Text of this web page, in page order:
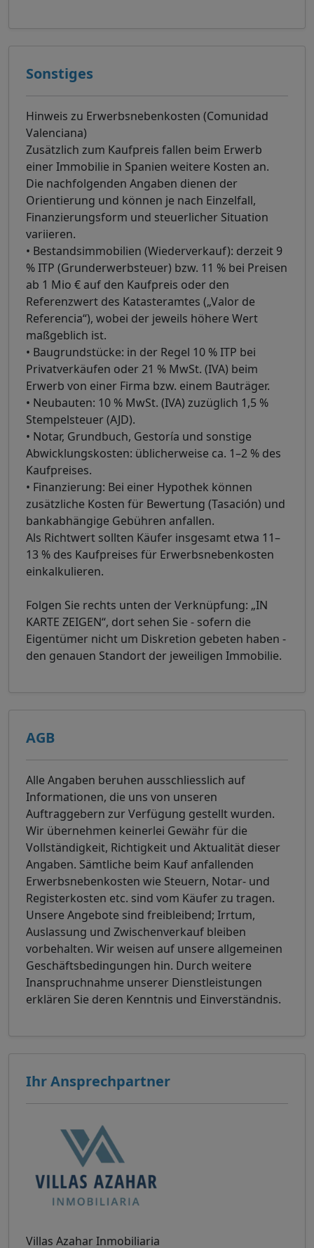
Sonstiges
Hinweis zu Erwerbsnebenkosten (Comunidad
Valenciana)
Zusätzlich zum Kaufpreis fallen beim Erwerb
einer Immobilie in Spanien weitere Kosten an.
Die nachfolgenden Angaben dienen der
Orientierung und können je nach Einzelfall,
Finanzierungsform und steuerlicher Situation
variieren.
• Bestandsimmobilien (Wiederverkauf): derzeit 9
% ITP (Grunderwerbsteuer) bzw. 11 % bei Preisen
ab 1 Mio € auf den Kaufpreis oder den
Referenzwert des Katasteramtes („Valor de
Referencia“), wobei der jeweils höhere Wert
maßgeblich ist.
• Baugrundstücke: in der Regel 10 % ITP bei
Privatverkäufen oder 21 % MwSt. (IVA) beim
Erwerb von einer Firma bzw. einem Bauträger.
• Neubauten: 10 % MwSt. (IVA) zuzüglich 1,5 %
Stempelsteuer (AJD).
• Notar, Grundbuch, Gestoría und sonstige
Abwicklungskosten: üblicherweise ca. 1–2 % des
Kaufpreises.
• Finanzierung: Bei einer Hypothek können
zusätzliche Kosten für Bewertung (Tasación) und
bankabhängige Gebühren anfallen.
Als Richtwert sollten Käufer insgesamt etwa 11–
13 % des Kaufpreises für Erwerbsnebenkosten
einkalkulieren.
Folgen Sie rechts unten der Verknüpfung: „IN
KARTE ZEIGEN“, dort sehen Sie - sofern die
Eigentümer nicht um Diskretion gebeten haben -
den genauen Standort der jeweiligen Immobilie.
AGB
Alle Angaben beruhen ausschliesslich auf
Informationen, die uns von unseren
Auftraggebern zur Verfügung gestellt wurden.
Wir übernehmen keinerlei Gewähr für die
Vollständigkeit, Richtigkeit und Aktualität dieser
Angaben. Sämtliche beim Kauf anfallenden
Erwerbsnebenkosten wie Steuern, Notar- und
Registerkosten etc. sind vom Käufer zu tragen.
Unsere Angebote sind freibleibend; Irrtum,
Auslassung und Zwischenverkauf bleiben
vorbehalten. Wir weisen auf unsere allgemeinen
Geschäftsbedingungen hin. Durch weitere
Inanspruchnahme unserer Dienstleistungen
erklären Sie deren Kenntnis und Einverständnis.
Ihr Ansprechpartner
Villas Azahar Inmobiliaria